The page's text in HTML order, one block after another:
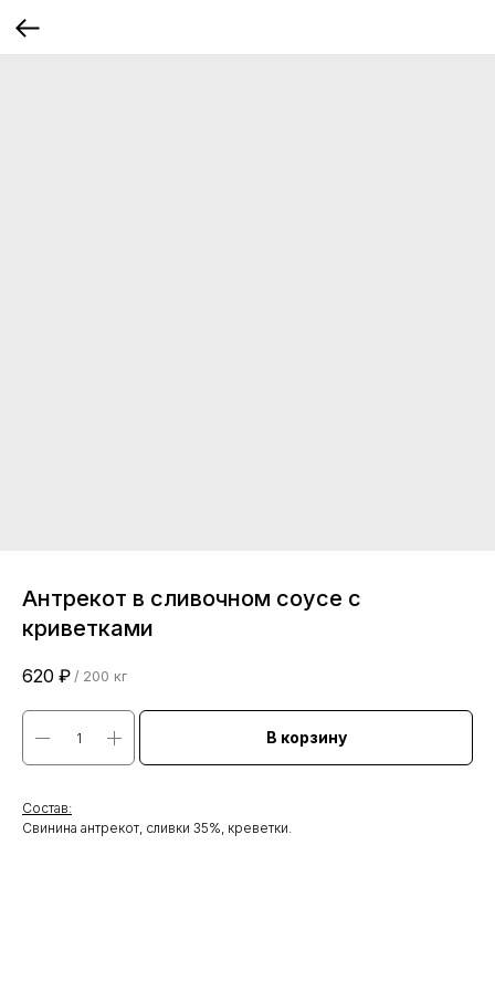
Антрекот в сливочном соусе с
криветками
620 ₽ / 200 кг
В корзину
Состав:
Свинина антрекот, сливки 35%, креветки.